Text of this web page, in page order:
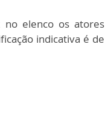
elenco os atores
indicativa é de